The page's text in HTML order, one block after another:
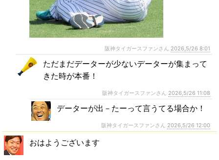
阪神タイガースファンさん 2026,5/26 8:01
ただまだデーターが少ないデーターが集まって
きた時が本番！
阪神タイガースファンさん 2026,5/26 11:08
データーが出－たーって言うてる場合か！
阪神タイガースファンさん 2026,5/26 12:00
おはようございます